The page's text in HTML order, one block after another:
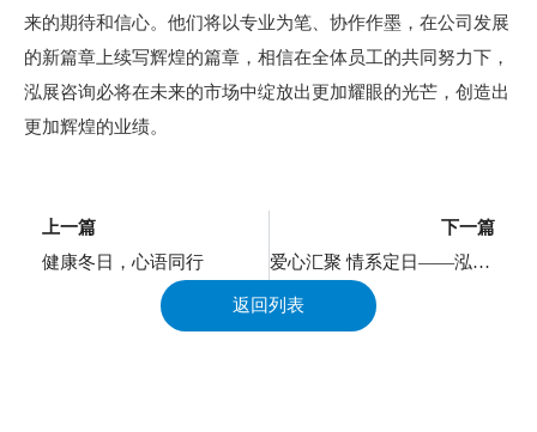
来的期待和信心。他们将以专业为笔、协作作墨，在公司发展
的新篇章上续写辉煌的篇章，相信在全体员工的共同努力下，
泓展咨询必将在未来的市场中绽放出更加耀眼的光芒，创造出
更加辉煌的业绩。
上一篇
健康冬日，心语同行
下一篇
爱心汇聚 情系定日——泓展咨询援藏抗震爱心捐款活动
返回列表